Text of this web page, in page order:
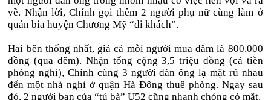
về. Nhận lời, Chính gọi thêm 2 người phụ nữ cùng làm ở
quán bia huyện Chương Mỹ “đi khách”.
Hai bên thống nhất, giá cả mỗi người mua dâm là 800.000
đồng (qua đêm). Nhận tổng cộng 3,5 triệu đồng (cả tiền
phòng nghỉ), Chính cùng 3 người đàn ông lạ mặt rủ nhau
đến một nhà nghỉ ở quận Hà Đông thuê phòng. Ngay sau
đó, 2 người bạn của “tú bà” U52 cũng nhanh chóng có mặt.